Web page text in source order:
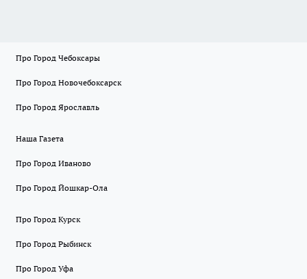
Про Город Чебоксары
Про Город Новочебоксарск
Про Город Ярославль
Наша Газета
Про Город Иваново
Про Город Йошкар-Ола
Про Город Курск
Про Город Рыбинск
Про Город Уфа